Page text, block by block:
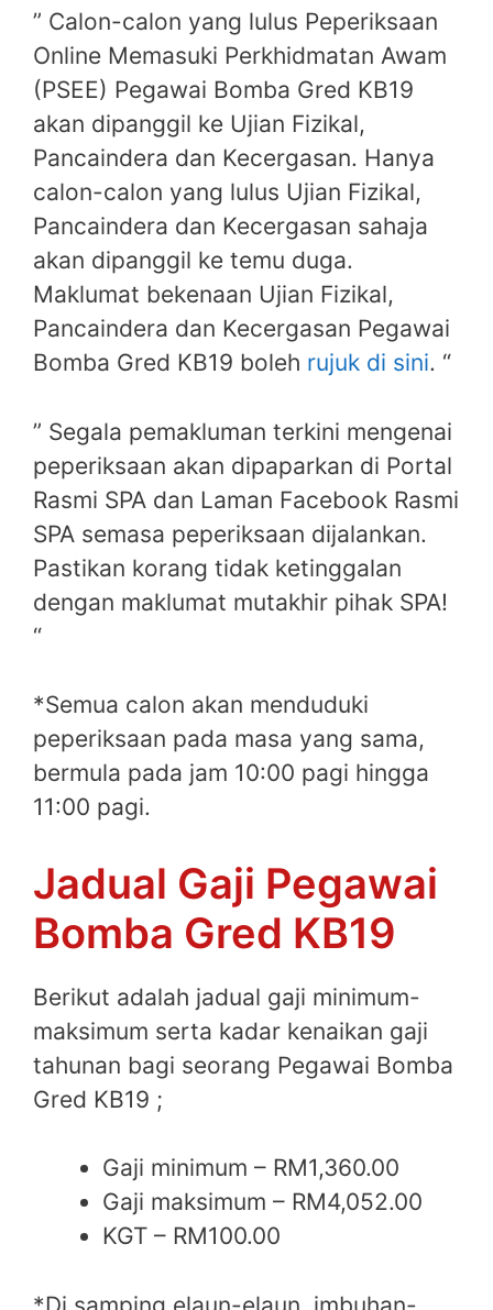
” Calon-calon yang lulus Peperiksaan
Online Memasuki Perkhidmatan Awam
(PSEE) Pegawai Bomba Gred KB19
akan dipanggil ke Ujian Fizikal,
Pancaindera dan Kecergasan. Hanya
calon-calon yang lulus Ujian Fizikal,
Pancaindera dan Kecergasan sahaja
akan dipanggil ke temu duga.
Maklumat bekenaan Ujian Fizikal,
Pancaindera dan Kecergasan Pegawai
Bomba Gred KB19 boleh rujuk di sini. “
” Segala pemakluman terkini mengenai
peperiksaan akan dipaparkan di Portal
Rasmi SPA dan Laman Facebook Rasmi
SPA semasa peperiksaan dijalankan.
Pastikan korang tidak ketinggalan
dengan maklumat mutakhir pihak SPA!
“
*Semua calon akan menduduki
peperiksaan pada masa yang sama,
bermula pada jam 10:00 pagi hingga
11:00 pagi.
Jadual Gaji Pegawai
Bomba Gred KB19
Berikut adalah jadual gaji minimum-
maksimum serta kadar kenaikan gaji
tahunan bagi seorang Pegawai Bomba
Gred KB19 ;
Gaji minimum – RM1,360.00
Gaji maksimum – RM4,052.00
KGT – RM100.00